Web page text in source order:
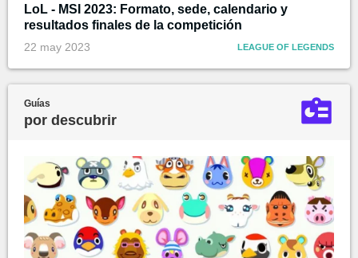
LoL - MSI 2023: Formato, sede, calendario y
resultados finales de la competición
22 may 2023 LEAGUE OF LEGENDS
Guías
por descubrir